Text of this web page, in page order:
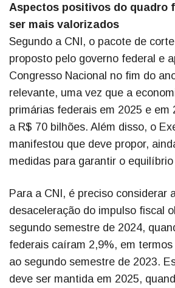
Aspectos positivos do quadro
ser mais valorizados
Segundo a CNI, o pacote de
proposto pelo governo federal e
Congresso Nacional no fim do
relevante, uma vez que a
primárias federais em 2025 e em
a R$ 70 bilhões. Além disso, o
manifestou que deve propor,
medidas para garantir o
Para a CNI, é preciso considerar
desaceleração do impulso fiscal
segundo semestre de 2024,
federais caíram 2,9%, em
ao segundo semestre de 2023.
deve ser mantida em 2025,